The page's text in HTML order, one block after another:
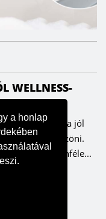
a honlap
WELLNESS-
kaphatunk, ha jól
is megköszöni.
volt a különféle...